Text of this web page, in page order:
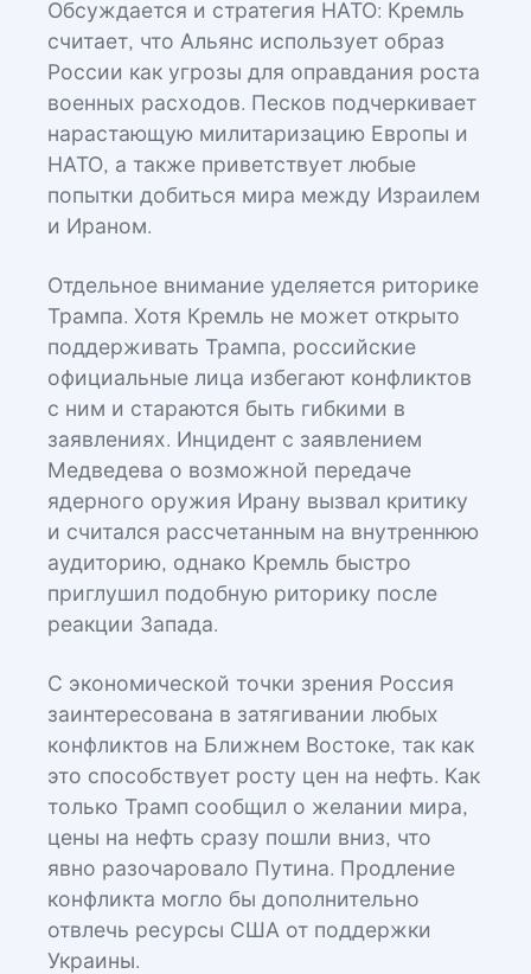
Обсуждается и стратегия НАТО: Кремль
считает, что Альянс использует образ
России как угрозы для оправдания роста
военных расходов. Песков подчеркивает
нарастающую милитаризацию Европы и
НАТО, а также приветствует любые
попытки добиться мира между Израилем
и Ираном.
Отдельное внимание уделяется риторике
Трампа. Хотя Кремль не может открыто
поддерживать Трампа, российские
официальные лица избегают конфликтов
с ним и стараются быть гибкими в
заявлениях. Инцидент с заявлением
Медведева о возможной передаче
ядерного оружия Ирану вызвал критику
и считался рассчетанным на внутреннюю
аудиторию, однако Кремль быстро
приглушил подобную риторику после
реакции Запада.
С экономической точки зрения Россия
заинтересована в затягивании любых
конфликтов на Ближнем Востоке, так как
это способствует росту цен на нефть. Как
только Трамп сообщил о желании мира,
цены на нефть сразу пошли вниз, что
явно разочаровало Путина. Продление
конфликта могло бы дополнительно
отвлечь ресурсы США от поддержки
Украины.